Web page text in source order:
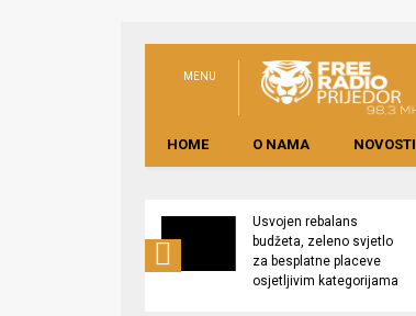
MENU
HOME O NAMA NOVOSTI
Usvojen rebalans
budžeta, zeleno svjetlo
za besplatne placeve
osjetljivim kategorijama